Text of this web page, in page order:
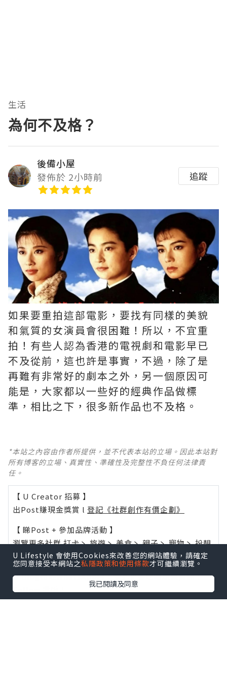
生活
為何不及格？
後備小屋
發佈於 2小時前
追蹤
如果要重拍這部電影，要找有同樣的美貌
和氣質的女演員會很困難！所以，不宜重
拍！有些人認為香港的電視劇和電影早已
不及從前，這也許是事實，不過，除了是
再難有非常好的劇本之外，另一個原因可
能是，大家都以一些好的經典作品做標
準，相比之下，很多新作品也不及格。 ​​​
*本站之內容由作者所提供，並不代表本站的立場。因此本站對
所有博客的立場、真實性、準確性及完整性不負任何法律責
任。
【 U Creator 招募 】
出Post賺現金獎賞 l 登記《社群創作有價企劃》
【 睇Post + 參加品牌活動 】
瀏覽更多社群打卡丶旅遊丶美食丶親子丶寵物丶扮靚
攻略及活動情報
U Blog開咗WhatsApp啦！發掘更多吃喝玩樂資訊！
Follow 我哋！
U Lifestyle 會使用Cookies來改善您的網站體驗，請確定
您同意接受本網站之私隱政策和使用條款才可繼續瀏覽。
我已閱讀及同意